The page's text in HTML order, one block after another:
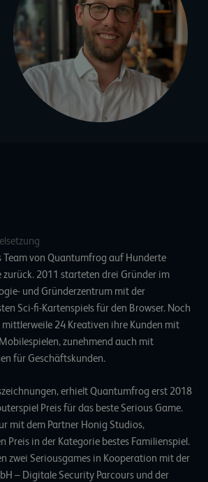
Team von Quantumfrog auf Hunderte
zurück. 2011 starteten drei Gründer im
und Gründerzentrum mit der
Sci-fi-Kartenspiels für den Browser. Noch
24 Kreativen ihre Kunden mit
zunehmend auch mit
für Geschäftskunden.
erhielt Quantumfrog erst 2018
Preis für das beste Serious Game.
mit dem Partner Honig Studios,
Preis in der Kategorie bestes Familienspiel.
zwei Seriousgames in Kooperation mit der
– Digitale Security Parcours und der